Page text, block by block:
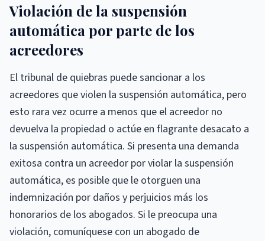
Violación de la suspensión
automática por parte de los
acreedores
El tribunal de quiebras puede sancionar a los
acreedores que violen la suspensión automática, pero
esto rara vez ocurre a menos que el acreedor no
devuelva la propiedad o actúe en flagrante desacato a
la suspensión automática. Si presenta una demanda
exitosa contra un acreedor por violar la suspensión
automática, es posible que le otorguen una
indemnización por daños y perjuicios más los
honorarios de los abogados. Si le preocupa una
violación, comuníquese con un abogado de